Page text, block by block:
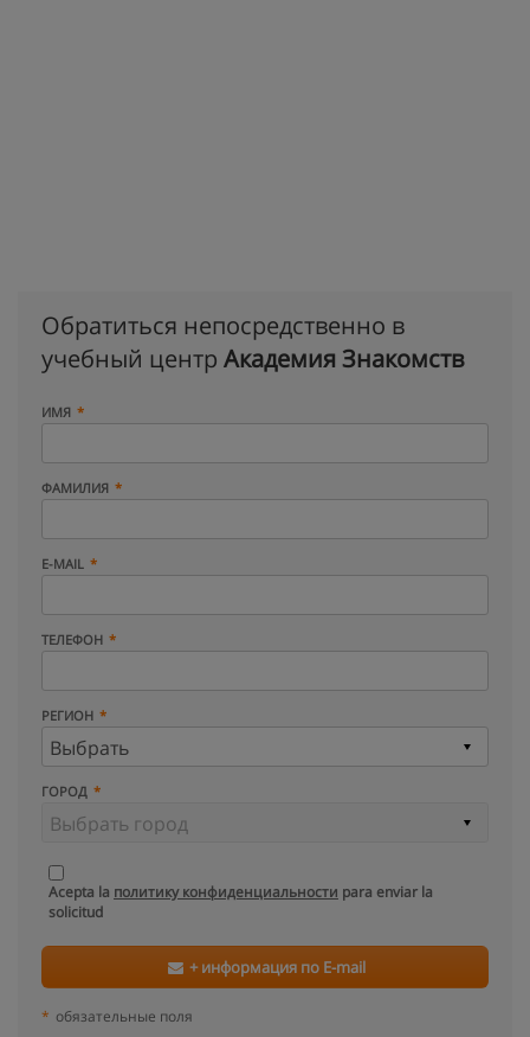
Обратиться непосредственно в
учебный центр Академия Знакомств
ИМЯ
ФАМИЛИЯ
E-MAIL
ТЕЛЕФОН
РЕГИОН
ГОРОД
Acepta la политику конфиденциальности para enviar la
solicitud
+ информация по E-mail
* обязательные поля